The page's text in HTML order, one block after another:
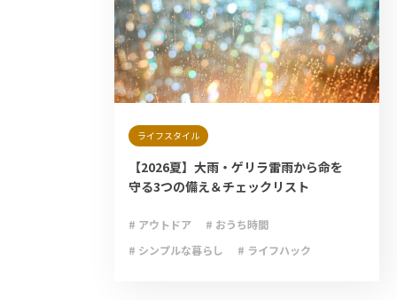
ライフスタイル
【2026夏】大雨・ゲリラ雷雨から命を
守る3つの備え＆チェックリスト
# アウトドア
# おうち時間
# シンプルな暮らし
# ライフハック